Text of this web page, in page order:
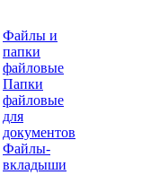
Файлы и
папки
файловые
Папки
файловые
для
документов
Файлы-
вкладыши